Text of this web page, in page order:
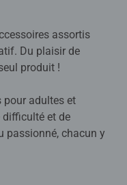
assortis
Du plaisir de
produit !
pour adultes et
difficulté et de
passionné, chacun y